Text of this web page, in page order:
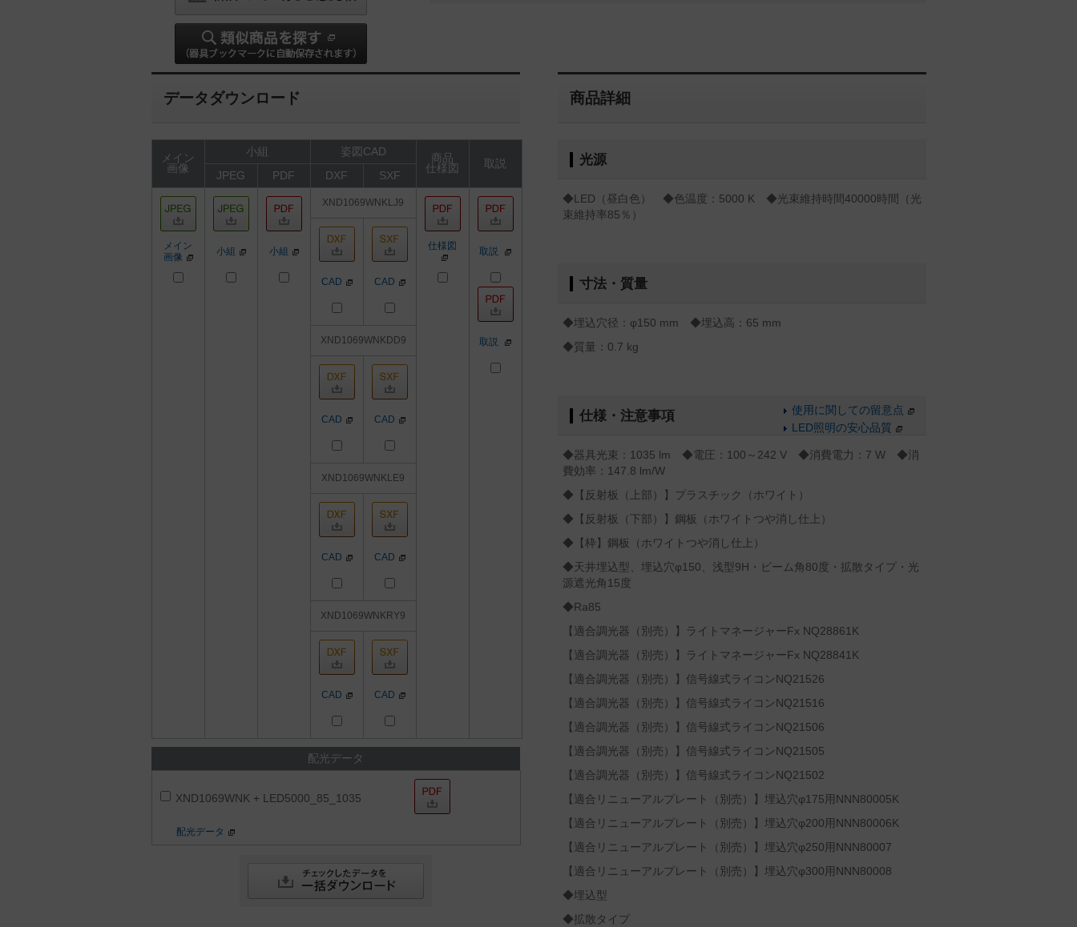
データダウンロード
メイン
画像
小組 姿図CAD
商品
仕様図
取説
JPEG
PDF DXF SXF
メイン
画像
小組 小組
XND1069WNKLJ9
仕様図 取説
取説
CAD CAD
XND1069WNKDD9
CAD CAD
XND1069WNKLE9
CAD CAD
XND1069WNKRY9
CAD CAD
配光データ
XND1069WNK + LED5000_85_1035
配光データ
商品詳細
光源
◆LED（昼白色） ◆色温度：5000 K ◆光束維持時間40000時間（光
束維持率85％）
寸法・質量
◆埋込穴径：φ150 mm ◆埋込高：65 mm
◆質量：0.7 kg
仕様・注意事項
使用に関しての留意点
LED照明の安心品質
◆器具光束：1035 lm ◆電圧：100～242 V ◆消費電力：7 W ◆消
費効率：147.8 lm/W
◆【反射板（上部）】プラスチック（ホワイト）
◆【反射板（下部）】鋼板（ホワイトつや消し仕上）
◆【枠】鋼板（ホワイトつや消し仕上）
◆天井埋込型、埋込穴φ150、浅型9H・ビーム角80度・拡散タイプ・光
源遮光角15度
◆Ra85
【適合調光器（別売）】ライトマネージャーFx NQ28861K
【適合調光器（別売）】ライトマネージャーFx NQ28841K
【適合調光器（別売）】信号線式ライコンNQ21526
【適合調光器（別売）】信号線式ライコンNQ21516
【適合調光器（別売）】信号線式ライコンNQ21506
【適合調光器（別売）】信号線式ライコンNQ21505
【適合調光器（別売）】信号線式ライコンNQ21502
【適合リニューアルプレート（別売）】埋込穴φ175用NNN80005K
【適合リニューアルプレート（別売）】埋込穴φ200用NNN80006K
【適合リニューアルプレート（別売）】埋込穴φ250用NNN80007
【適合リニューアルプレート（別売）】埋込穴φ300用NNN80008
◆埋込型
◆拡散タイプ